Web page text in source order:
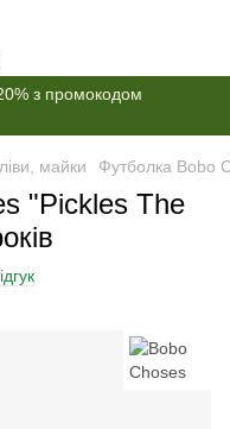
з промокодом
майки Футболка Bobo
"Pickles The